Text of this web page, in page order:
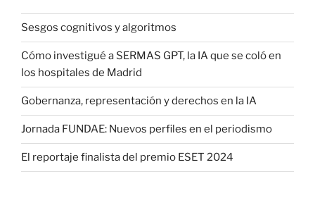
Sesgos cognitivos y algoritmos
Cómo investigué a SERMAS GPT, la IA que se coló en
los hospitales de Madrid
Gobernanza, representación y derechos en la IA
Jornada FUNDAE: Nuevos perfiles en el periodismo
El reportaje finalista del premio ESET 2024